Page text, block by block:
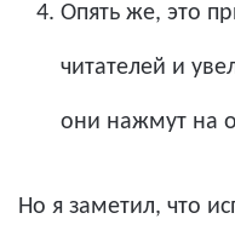
Опять же, это
читателей и
они нажмут на
Но я заметил, что